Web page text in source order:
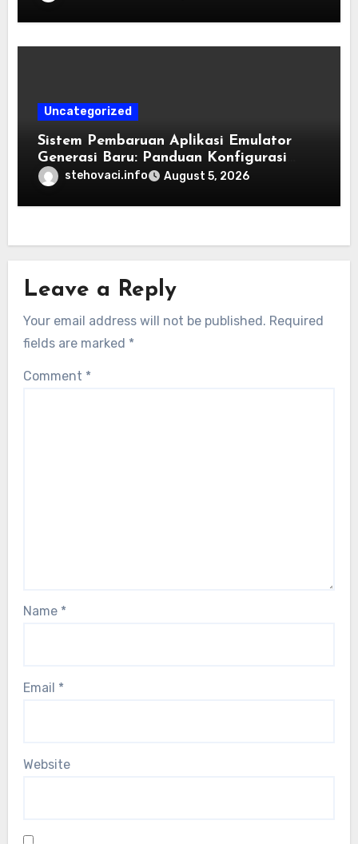
Uncategorized
Sistem Pembaruan Aplikasi Emulator
Generasi Baru: Panduan Konfigurasi
Perangkat Eden Emulation
stehovaci.info August 5, 2026
Leave a Reply
Your email address will not be published. Required
fields are marked *
Comment *
Name *
Email *
Website